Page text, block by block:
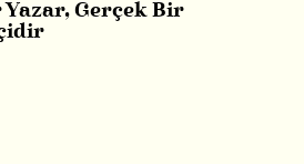
Gerçek Bir